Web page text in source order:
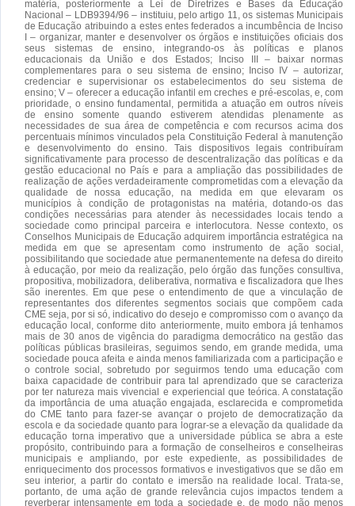
matéria, posteriormente a Lei de Diretrizes e Bases da Educação
Nacional – LDB9394/96 – instituiu, pelo artigo 11, os sistemas Municipais
de Educação atribuindo a estes entes federados a incumbência de Inciso
I – organizar, manter e desenvolver os órgãos e instituições oficiais dos
seus sistemas de ensino, integrando-os às políticas e planos
educacionais da União e dos Estados; Inciso III – baixar normas
complementares para o seu sistema de ensino; Inciso IV – autorizar,
credenciar e supervisionar os estabelecimentos do seu sistema de
ensino; V – oferecer a educação infantil em creches e pré-escolas, e, com
prioridade, o ensino fundamental, permitida a atuação em outros níveis
de ensino somente quando estiverem atendidas plenamente as
necessidades de sua área de competência e com recursos acima dos
percentuais mínimos vinculados pela Constituição Federal à manutenção
e desenvolvimento do ensino. Tais dispositivos legais contribuíram
significativamente para processo de descentralização das políticas e da
gestão educacional no País e para a ampliação das possibilidades de
realização de ações verdadeiramente comprometidas com a elevação da
qualidade de nossa educação, na medida em que elevaram os
municípios à condição de protagonistas na matéria, dotando-os das
condições necessárias para atender às necessidades locais tendo a
sociedade como principal parceira e interlocutora. Nesse contexto, os
Conselhos Municipais de Educação adquirem importância estratégica na
medida em que se apresentam como instrumento de ação social,
possibilitando que sociedade atue permanentemente na defesa do direito
à educação, por meio da realização, pelo órgão das funções consultiva,
propositiva, mobilizadora, deliberativa, normativa e fiscalizadora que lhes
são inerentes. Em que pese o entendimento de que a vinculação de
representantes dos diferentes segmentos sociais que compõem cada
CME seja, por si só, indicativo do desejo e compromisso com o avanço da
educação local, conforme dito anteriormente, muito embora já tenhamos
mais de 30 anos de vigência do paradigma democrático na gestão das
políticas públicas brasileiras, seguimos sendo, em grande medida, uma
sociedade pouca afeita e ainda menos familiarizada com a participação e
o controle social, sobretudo por seguirmos tendo uma educação com
baixa capacidade de contribuir para tal aprendizado que se caracteriza
por ter natureza mais vivencial e experiencial que teórica. A constatação
da importância de uma atuação engajada, esclarecida e comprometida
do CME tanto para fazer-se avançar o projeto de democratização da
escola e da sociedade quanto para lograr-se a elevação da qualidade da
educação torna imperativo que a universidade pública se abra a este
propósito, contribuindo para a formação de conselheiros e conselheiras
municipais e ampliando, por este expediente, as possibilidades de
enriquecimento dos processos formativos e investigativos que se dão em
seu interior, a partir do contato e imersão na realidade local. Trata-se,
portanto, de uma ação de grande relevância cujos impactos tendem a
reverberar intensamente em toda a sociedade e, de modo não menos